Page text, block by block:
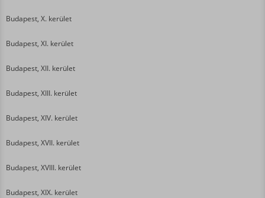
Budapest, X. kerület
Budapest, XI. kerület
Budapest, XII. kerület
Budapest, XIII. kerület
Budapest, XIV. kerület
Budapest, XVII. kerület
Budapest, XVIII. kerület
Budapest, XIX. kerület